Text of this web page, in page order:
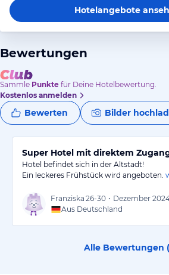
Hotelangebote
Bewertungen
Sammle Punkte für Deine Hotelbewertung.
Kostenlos anmelden
Bewerten Bilder
Super Hotel mit direktem
Hotel befindet sich in der Altstadt!
Ein leckeres Frühstück wird angeboten.
Franziska 26-30 • Dezember
Aus Deutschland
Alle Bewertungen (